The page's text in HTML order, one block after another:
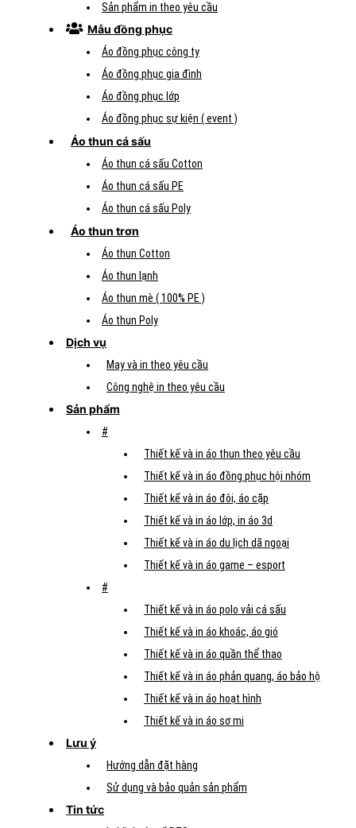
Sản phẩm in theo yêu cầu
Mẫu đồng phục
Áo đồng phục công ty
Áo đồng phục gia đình
Áo đồng phục lớp
Áo đồng phục sự kiện ( event )
Áo thun cá sấu
Áo thun cá sấu Cotton
Áo thun cá sấu PE
Áo thun cá sấu Poly
Áo thun trơn
Áo thun Cotton
Áo thun lạnh
Áo thun mè ( 100% PE )
Áo thun Poly
Dịch vụ
May và in theo yêu cầu
Công nghệ in theo yêu cầu
Sản phẩm
#
Thiết kế và in áo thun theo yêu cầu
Thiết kế và in áo đồng phục hội nhóm
Thiết kế và in áo đôi, áo cặp
Thiết kế và in áo lớp, in áo 3d
Thiết kế và in áo du lịch dã ngoại
Thiết kế và in áo game – esport
#
Thiết kế và in áo polo vải cá sấu
Thiết kế và in áo khoác, áo gió
Thiết kế và in áo quần thể thao
Thiết kế và in áo phản quang, áo bảo hộ
Thiết kế và in áo hoạt hình
Thiết kế và in áo sơ mi
Lưu ý
Hướng dẫn đặt hàng
Sử dụng và bảo quản sản phẩm
Tin tức